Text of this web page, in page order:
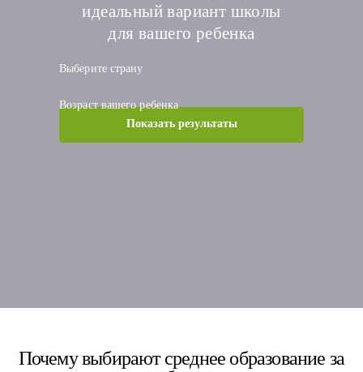
идеальный вариант школы
для вашего ребенка
Выберите страну
Возраствашегоребенка
Показать результаты
Почему выбирают среднее образование за